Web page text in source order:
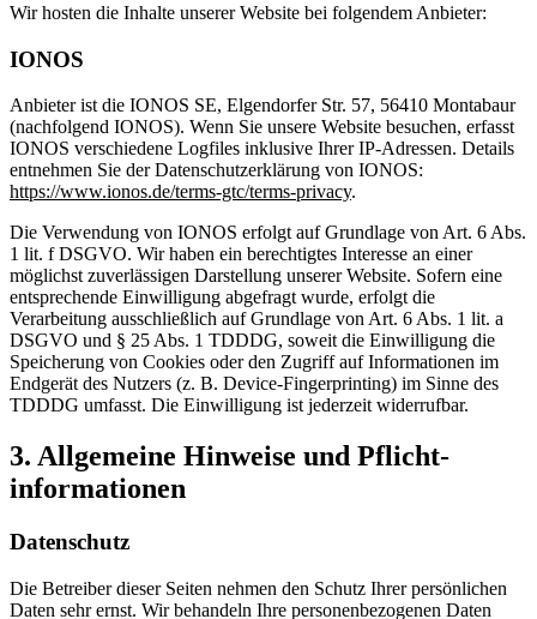
Wir hosten die Inhalte unserer Website bei folgendem Anbieter:
IONOS
Anbieter ist die IONOS SE, Elgendorfer Str. 57, 56410 Montabaur
(nachfolgend IONOS). Wenn Sie unsere Website besuchen, erfasst
IONOS verschiedene Logfiles inklusive Ihrer IP-Adressen. Details
entnehmen Sie der Datenschutzerklärung von IONOS:
https://www.ionos.de/terms-gtc/terms-privacy.
Die Verwendung von IONOS erfolgt auf Grundlage von Art. 6 Abs.
1 lit. f DSGVO. Wir haben ein berechtigtes Interesse an einer
möglichst zuverlässigen Darstellung unserer Website. Sofern eine
entsprechende Einwilligung abgefragt wurde, erfolgt die
Verarbeitung ausschließlich auf Grundlage von Art. 6 Abs. 1 lit. a
DSGVO und § 25 Abs. 1 TDDDG, soweit die Einwilligung die
Speicherung von Cookies oder den Zugriff auf Informationen im
Endgerät des Nutzers (z. B. Device-Fingerprinting) im Sinne des
TDDDG umfasst. Die Einwilligung ist jederzeit widerrufbar.
3. Allgemeine Hinweise und Pflicht­
informationen
Datenschutz
Die Betreiber dieser Seiten nehmen den Schutz Ihrer persönlichen
Daten sehr ernst. Wir behandeln Ihre personenbezogenen Daten